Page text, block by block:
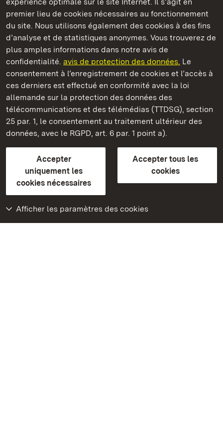
premier lieu de cookies nécessaires au fonctionnement
du site. Nous utilisons également des cookies à des fins
d’analyse et de statistiques anonymes. Vous trouverez de
plus amples informations dans notre avis de
confidentialité. avis de protection des données. Le
consentement à l’enregistrement de cookies et l’accès à
ces derniers est effectué en conformité avec la loi
allemande sur la protection des données des
télécommunications et des télémédias (TTDSG), section
25 par. 1, le consentement au traitement ultérieur des
données, avec le RGPD, art. 6 par. 1 point a).
Accepter
uniquement les
cookies nécessaires
Accepter tous les
cookies
Afficher les paramètres des cookies
Staatliche Schlösser und Gärten Baden‑Württemberg
Châteaux et jardins publics du Bade-Wurtemberg
ContactFAQ et réponsesMentions légales
Protection des données
Explications sur l’accessibilité
BITV-konform (geprüfte Seiten)
plus loin
Accueil
Monuments
Rendez-nous visite